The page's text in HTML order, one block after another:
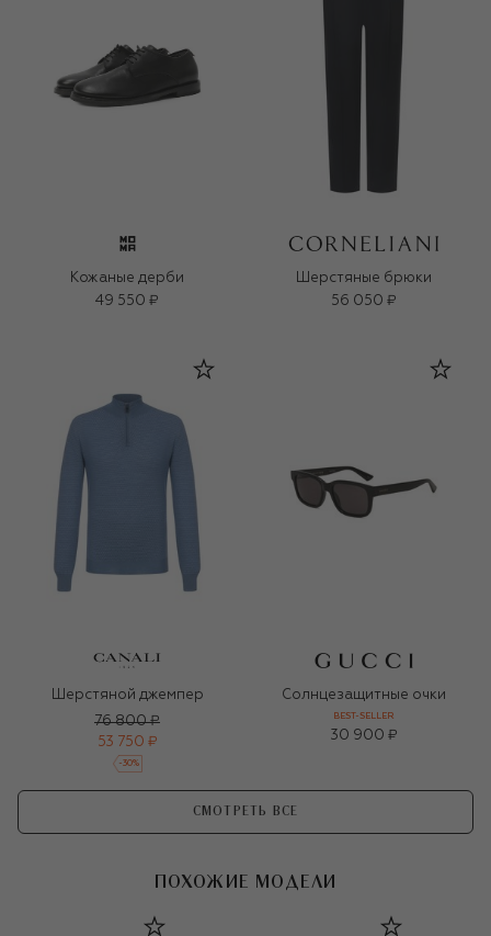
Кожаные дерби
49 550 ₽
Шерстяные брюки
56 050 ₽
Шерстяной джемпер
76 800 ₽
53 750 ₽
-30%
Солнцезащитные очки
BEST-SELLER
30 900 ₽
СМОТРЕТЬ ВСЕ
ПОХОЖИЕ МОДЕЛИ